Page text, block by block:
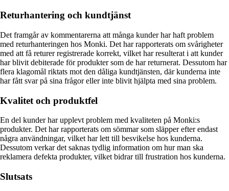
Returhantering och kundtjänst
Det framgår av kommentarerna att många kunder har haft problem
med returhanteringen hos Monki. Det har rapporterats om svårigheter
med att få returer registrerade korrekt, vilket har resulterat i att kunder
har blivit debiterade för produkter som de har returnerat. Dessutom har
flera klagomål riktats mot den dåliga kundtjänsten, där kunderna inte
har fått svar på sina frågor eller inte blivit hjälpta med sina problem.
Kvalitet och produktfel
En del kunder har upplevt problem med kvaliteten på Monki:s
produkter. Det har rapporterats om sömmar som släpper efter endast
några användningar, vilket har lett till besvikelse hos kunderna.
Dessutom verkar det saknas tydlig information om hur man ska
reklamera defekta produkter, vilket bidrar till frustration hos kunderna.
Slutsats